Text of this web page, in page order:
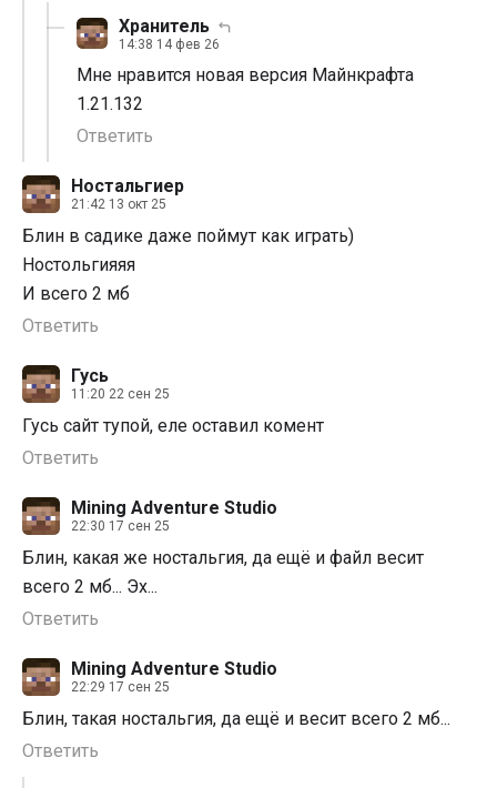
Хранитель
14:38 14 фев 26
Мне нравится новая версия Майнкрафта
1.21.132
Ответить
Ностальгиер
21:42 13 окт 25
Блин в садике даже поймут как играть)
Ностольгияяя
И всего 2 мб
Ответить
Гусь
11:20 22 сен 25
Гусь сайт тупой, еле оставил комент
Ответить
Mining Adventure Studio
22:30 17 сен 25
Блин, какая же ностальгия, да ещё и файл весит
всего 2 мб... Эх...
Ответить
Mining Adventure Studio
22:29 17 сен 25
Блин, такая ностальгия, да ещё и весит всего 2 мб...
Ответить